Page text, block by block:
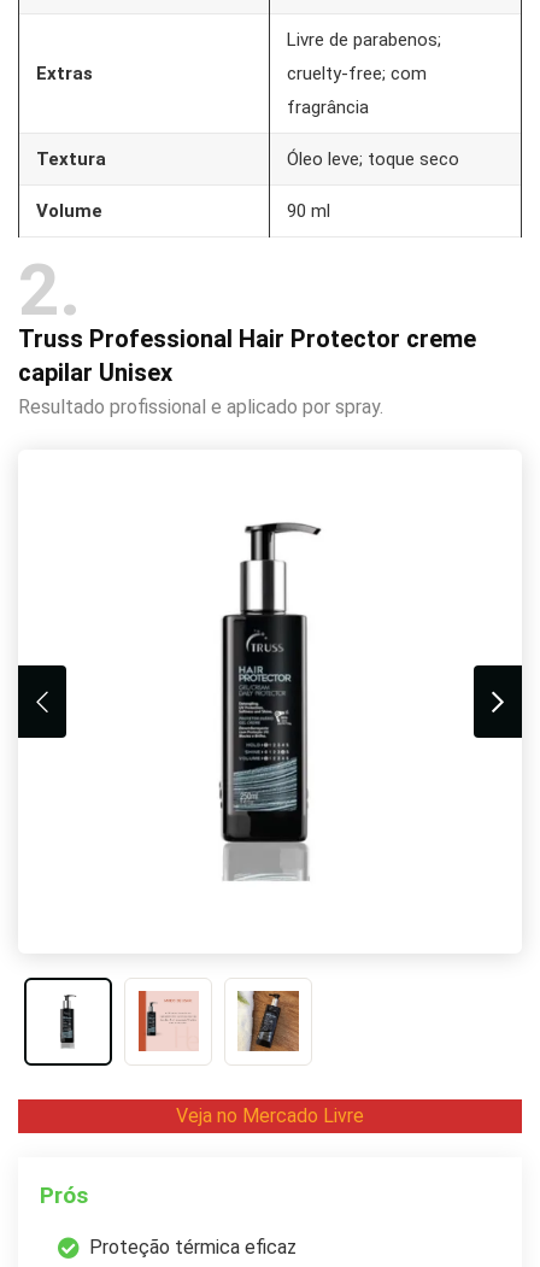
Extras
Livre de parabenos;
cruelty-free; com
fragrância
Textura Óleo leve; toque seco
Volume 90 ml
2
Truss Professional Hair Protector creme
capilar Unisex
Resultado profissional e aplicado por spray.
Veja no Mercado Livre
Prós
Proteção térmica eficaz